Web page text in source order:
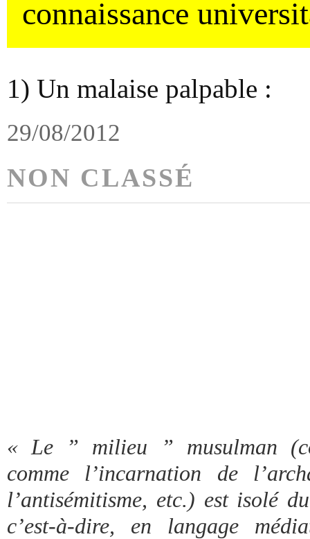
connaissance
1) Un malaise palpable :
29/08/2012
NON CLASSÉ
« Le ” milieu ” musulman
comme l’incarnation de
l’antisémitisme, etc.) est isolé
c’est-à-dire, en langage